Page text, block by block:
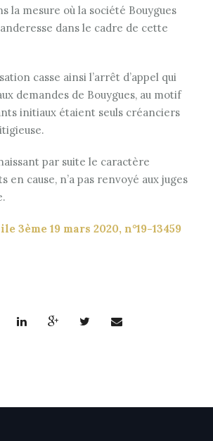
la mesure où la société Bouygues
dans le cadre de cette
casse ainsi l’arrêt d’appel qui
demandes de Bouygues, au motif
initiaux étaient seuls créanciers
par suite le caractère
en cause, n’a pas renvoyé aux juges
3ème 19 mars 2020, n°19-13459